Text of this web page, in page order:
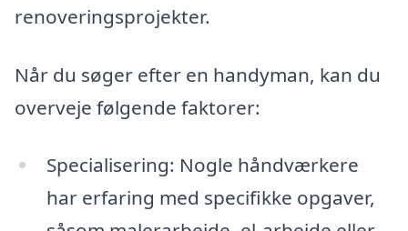
renoveringsprojekter.
Når du søger efter en handyman, kan du
overveje følgende faktorer:
Specialisering: Nogle håndværkere
har erfaring med specifikke opgaver,